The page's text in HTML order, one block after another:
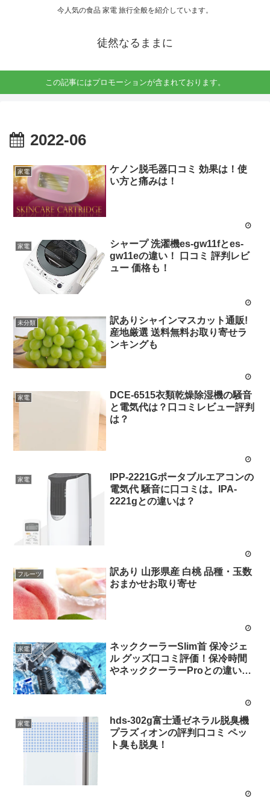
今人気の食品 家電 旅行全般を紹介しています。
徒然なるままに
この記事にはプロモーションが含まれております。
2022-06
家電
ケノン脱毛器口コミ 効果は！使
い方と痛みは！
家電
シャープ 洗濯機es-gw11fとes-
gw11eの違い！ 口コミ 評判レビ
ュー 価格も！
未分類
訳ありシャインマスカット通販!
産地厳選 送料無料お取り寄せラ
ンキングも
家電
DCE-6515衣類乾燥除湿機の騒音
と電気代は？口コミレビュー評判
は？
家電
IPP-2221Gポータブルエアコンの
電気代 騒音に口コミは。IPA-
2221gとの違いは？
フルーツ
訳あり 山形県産 白桃 品種・玉数
おまかせお取り寄せ
家電
ネッククーラーSlim首 保冷ジェ
ル グッズ口コミ評価！保冷時間
やネッククーラーProとの違い
家電
hds-302g富士通ゼネラル脱臭機
プラズィオンの評判口コミ ペッ
ト臭も脱臭！